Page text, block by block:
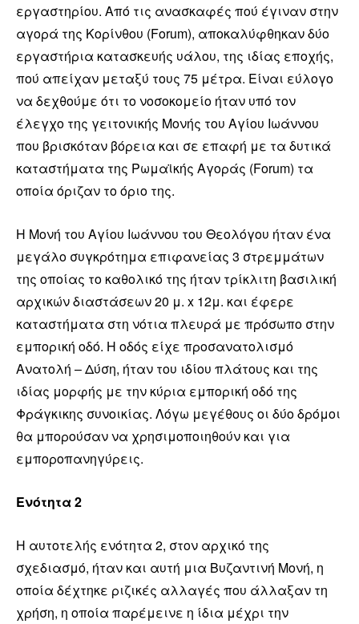
εργαστηρίου. Από τις ανασκαφές πού έγιναν στην
αγορά της Κορίνθου (Forum), αποκαλύφθηκαν δύο
εργαστήρια κατασκευής υάλου, της ιδίας εποχής,
πού απείχαν μεταξύ τους 75 μέτρα. Είναι εύλογο
να δεχθούμε ότι το νοσοκομείο ήταν υπό τον
έλεγχο της γειτονικής Μονής του Αγίου Ιωάννου
που βρισκόταν βόρεια και σε επαφή με τα δυτικά
καταστήματα της Ρωμαϊκής Αγοράς (Forum) τα
οποία όριζαν το όριο της.
Η Μονή του Αγίου Ιωάννου του Θεολόγου ήταν ένα
μεγάλο συγκρότημα επιφανείας 3 στρεμμάτων
της οποίας το καθολικό της ήταν τρίκλιτη βασιλική
αρχικών διαστάσεων 20 μ. x 12μ. και έφερε
καταστήματα στη νότια πλευρά με πρόσωπο στην
εμπορική οδό. Η οδός είχε προσανατολισμό
Ανατολή – Δύση, ήταν του ιδίου πλάτους και της
ιδίας μορφής με την κύρια εμπορική οδό της
Φράγκικης συνοικίας. Λόγω μεγέθους οι δύο δρόμοι
θα μπορούσαν να χρησιμοποιηθούν και για
εμποροπανηγύρεις.
Ενότητα 2
Η αυτοτελής ενότητα 2, στον αρχικό της
σχεδιασμό, ήταν και αυτή μια Βυζαντινή Μονή, η
οποία δέχτηκε ριζικές αλλαγές που άλλαξαν τη
χρήση, η οποία παρέμεινε η ίδια μέχρι την